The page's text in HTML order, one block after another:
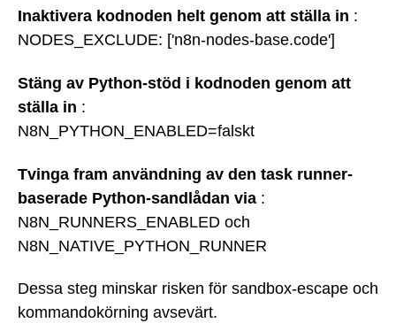
Inaktivera kodnoden helt genom att ställa in :
NODES_EXCLUDE: ['n8n-nodes-base.code']
Stäng av Python-stöd i kodnoden genom att
ställa in :
N8N_PYTHON_ENABLED=falskt
Tvinga fram användning av den task runner-
baserade Python-sandlådan via :
N8N_RUNNERS_ENABLED och
N8N_NATIVE_PYTHON_RUNNER
Dessa steg minskar risken för sandbox-escape och
kommandokörning avsevärt.